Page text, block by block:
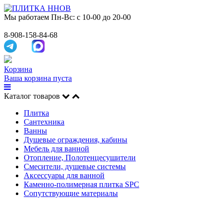
Мы работаем Пн-Вс: с 10-00 до 20-00
8-908-158-84-68
Корзина
Ваша корзина пуста
Каталог товаров
Плитка
Сантехника
Ванны
Душевые ограждения, кабины
Мебель для ванной
Отопление, Полотенцесушители
Смесители, душевые системы
Аксессуары для ванной
Каменно-полимерная плитка SPC
Сопутствующие материалы